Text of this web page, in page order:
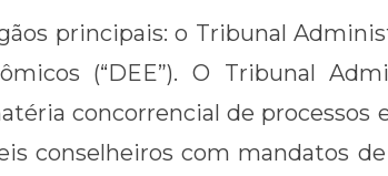
principais: o Tribunal
(“DEE”). O Tribunal
concorrencial de processos
conselheiros com mandatos